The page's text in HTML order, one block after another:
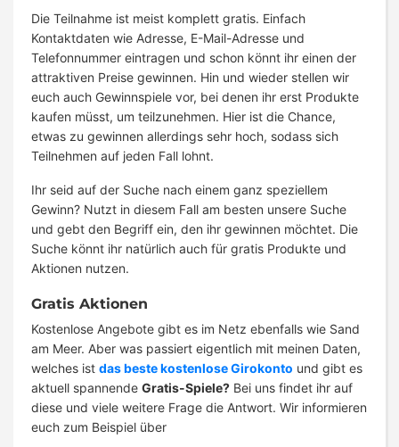
Die Teilnahme ist meist komplett gratis. Einfach
Kontaktdaten wie Adresse, E-Mail-Adresse und
Telefonnummer eintragen und schon könnt ihr einen der
attraktiven Preise gewinnen. Hin und wieder stellen wir
euch auch Gewinnspiele vor, bei denen ihr erst Produkte
kaufen müsst, um teilzunehmen. Hier ist die Chance,
etwas zu gewinnen allerdings sehr hoch, sodass sich
Teilnehmen auf jeden Fall lohnt.
Ihr seid auf der Suche nach einem ganz speziellem
Gewinn? Nutzt in diesem Fall am besten unsere Suche
und gebt den Begriff ein, den ihr gewinnen möchtet. Die
Suche könnt ihr natürlich auch für gratis Produkte und
Aktionen nutzen.
Gratis Aktionen
Kostenlose Angebote gibt es im Netz ebenfalls wie Sand
am Meer. Aber was passiert eigentlich mit meinen Daten,
welches ist das beste kostenlose Girokonto und gibt es
aktuell spannende Gratis-Spiele? Bei uns findet ihr auf
diese und viele weitere Frage die Antwort. Wir informieren
euch zum Beispiel über